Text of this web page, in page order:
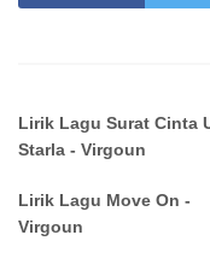
Lirik Lagu Surat Cinta
Starla - Virgoun
Lirik Lagu Move On -
Virgoun